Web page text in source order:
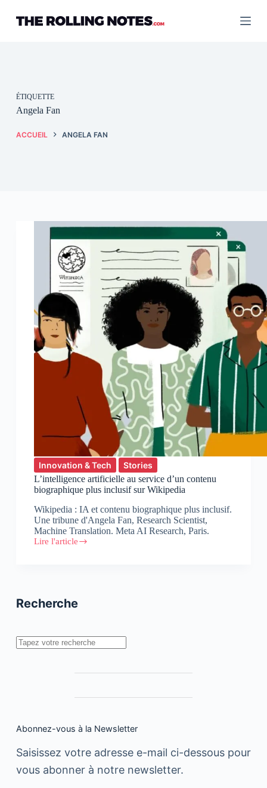
contenu
ÉTIQUETTE
Angela Fan
ACCUEIL ANGELA FAN
Innovation & Tech
Stories
L’intelligence artificielle au service d’un contenu
biographique plus inclusif sur Wikipedia
Wikipedia : IA et contenu biographique plus inclusif.
Une tribune d'Angela Fan, Research Scientist,
Machine Translation. Meta AI Research, Paris.
Lire l'article
L’intelligence
biographique
sur
Wikipedia
Recherche
Rechercher
Abonnez-vous à la Newsletter
Saisissez votre adresse e-mail ci-dessous pour
vous abonner à notre newsletter.